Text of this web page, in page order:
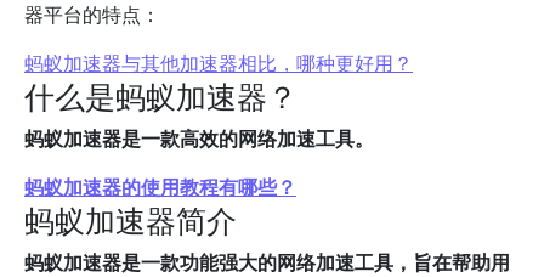
器平台的特点：
蚂蚁加速器与其他加速器相比，哪种更好用？
什么是蚂蚁加速器？
蚂蚁加速器是一款高效的网络加速工具。
蚂蚁加速器的使用教程有哪些？
蚂蚁加速器简介
蚂蚁加速器是一款功能强大的网络加速工具，旨在帮助用